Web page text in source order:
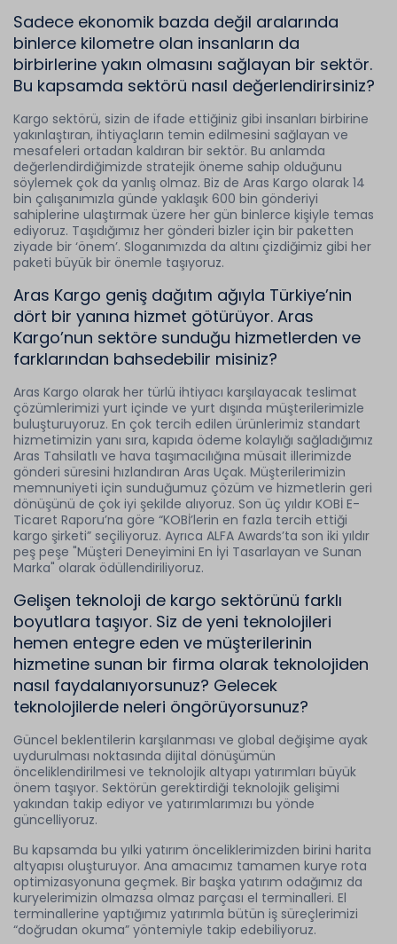
Sadece ekonomik bazda değil aralarında
binlerce kilometre olan insanların da
birbirlerine yakın olmasını sağlayan bir sektör.
Bu kapsamda sektörü nasıl değerlendirirsiniz?
Kargo sektörü, sizin de ifade ettiğiniz gibi insanları birbirine
yakınlaştıran, ihtiyaçların temin edilmesini sağlayan ve
mesafeleri ortadan kaldıran bir sektör. Bu anlamda
değerlendirdiğimizde stratejik öneme sahip olduğunu
söylemek çok da yanlış olmaz. Biz de Aras Kargo olarak 14
bin çalışanımızla günde yaklaşık 600 bin gönderiyi
sahiplerine ulaştırmak üzere her gün binlerce kişiyle temas
ediyoruz. Taşıdığımız her gönderi bizler için bir paketten
ziyade bir ‘önem’. Sloganımızda da altını çizdiğimiz gibi her
paketi büyük bir önemle taşıyoruz.
Aras Kargo geniş dağıtım ağıyla Türkiye’nin
dört bir yanına hizmet götürüyor. Aras
Kargo’nun sektöre sunduğu hizmetlerden ve
farklarından bahsedebilir misiniz?
Aras Kargo olarak her türlü ihtiyacı karşılayacak teslimat
çözümlerimizi yurt içinde ve yurt dışında müşterilerimizle
buluşturuyoruz. En çok tercih edilen ürünlerimiz standart
hizmetimizin yanı sıra, kapıda ödeme kolaylığı sağladığımız
Aras Tahsilatlı ve hava taşımacılığına müsait illerimizde
gönderi süresini hızlandıran Aras Uçak. Müşterilerimizin
memnuniyeti için sunduğumuz çözüm ve hizmetlerin geri
dönüşünü de çok iyi şekilde alıyoruz. Son üç yıldır KOBİ E-
Ticaret Raporu’na göre “KOBİ’lerin en fazla tercih ettiği
kargo şirketi” seçiliyoruz. Ayrıca ALFA Awards’ta son iki yıldır
peş peşe "Müşteri Deneyimini En İyi Tasarlayan ve Sunan
Marka" olarak ödüllendiriliyoruz.
Gelişen teknoloji de kargo sektörünü farklı
boyutlara taşıyor. Siz de yeni teknolojileri
hemen entegre eden ve müşterilerinin
hizmetine sunan bir firma olarak teknolojiden
nasıl faydalanıyorsunuz? Gelecek
teknolojilerde neleri öngörüyorsunuz?
Güncel beklentilerin karşılanması ve global değişime ayak
uydurulması noktasında dijital dönüşümün
önceliklendirilmesi ve teknolojik altyapı yatırımları büyük
önem taşıyor. Sektörün gerektirdiği teknolojik gelişimi
yakından takip ediyor ve yatırımlarımızı bu yönde
güncelliyoruz.
Bu kapsamda bu yılki yatırım önceliklerimizden birini harita
altyapısı oluşturuyor. Ana amacımız tamamen kurye rota
optimizasyonuna geçmek. Bir başka yatırım odağımız da
kuryelerimizin olmazsa olmaz parçası el terminalleri. El
terminallerine yaptığımız yatırımla bütün iş süreçlerimizi
“doğrudan okuma” yöntemiyle takip edebiliyoruz.